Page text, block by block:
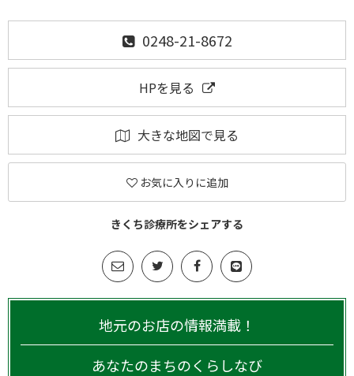
0248-21-8672
HPを見る
大きな地図で見る
お気に入りに追加
きくち診療所をシェアする
地元のお店の情報満載！
あなたのまちのくらしなび